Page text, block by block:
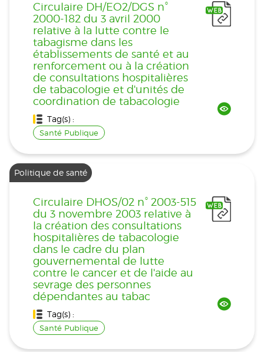
Circulaire DH/EO2/DGS n°
2000-182 du 3 avril 2000
relative à la lutte contre le
tabagisme dans les
établissements de santé et au
renforcement ou à la création
de consultations hospitalières
de tabacologie et d'unités de
coordination de tabacologie
Tag(s) :
Santé Publique
Politique de santé
Circulaire DHOS/02 n° 2003-515
du 3 novembre 2003 relative à
la création des consultations
hospitalières de tabacologie
dans le cadre du plan
gouvernemental de lutte
contre le cancer et de l'aide au
sevrage des personnes
dépendantes au tabac
Tag(s) :
Santé Publique